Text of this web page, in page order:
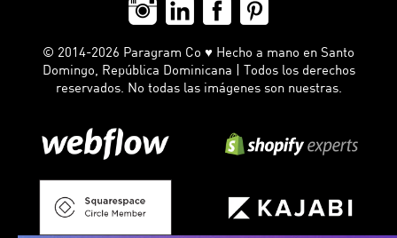
© 2014-2026 Paragram Co ♥ Hecho a mano en Santo
Domingo, República Dominicana | Todos los derechos
reservados. No todas las imágenes son nuestras.